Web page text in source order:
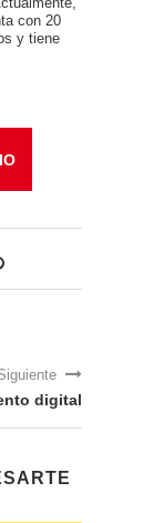
con 20
y tiene
digital